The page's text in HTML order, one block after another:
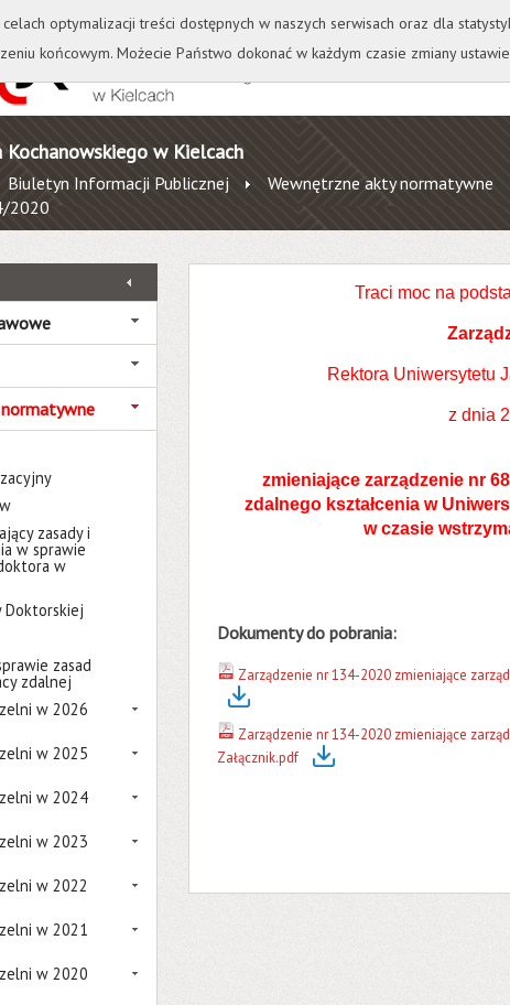
Biblioteka Wydawnictwo Wirtualna Uczelnia A A
Kochanowskiego w Kielcach
Biuletyn Informacji Publicznej Wewnętrzne akty normatywne
2020
zasady i
w sprawie
w
Doktorskiej
zasad
zdalnej
w 2026
w 2025
w 2024
w 2023
w 2022
w 2021
w 2020
Traci moc na
Rektora Uniwersytetu
z dnia
zmieniające zarządzenie nr
zdalnego kształcenia w
w czasie
Dokumenty do pobrania:
Zarządzenie nr 134-2020 zmieniające
Zarządzenie nr 134-2020 zmieniające
Załącznik.pdf
optymalizacji treści dostępnych w naszych serwisach oraz dla
końcowym. Możecie Państwo dokonać w każdym czasie zmiany